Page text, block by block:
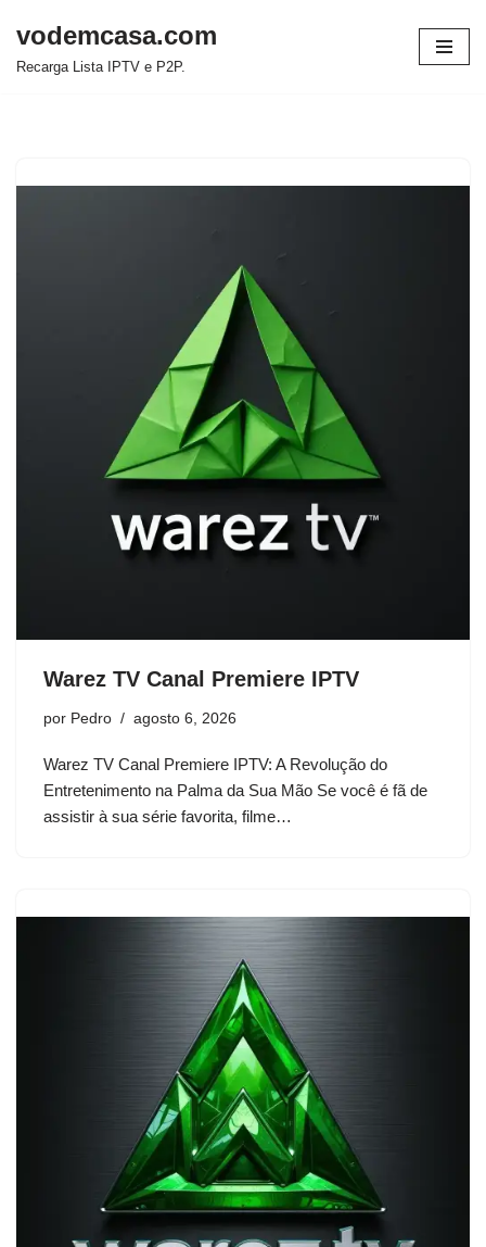
Pular
vodemcasa.com
Recarga Lista IPTV e P2P.
Warez TV Canal Premiere IPTV
por Pedro agosto 6, 2026
Warez TV Canal Premiere IPTV: A Revolução do
Entretenimento na Palma da Sua Mão Se você é fã de
assistir à sua série favorita, filme…